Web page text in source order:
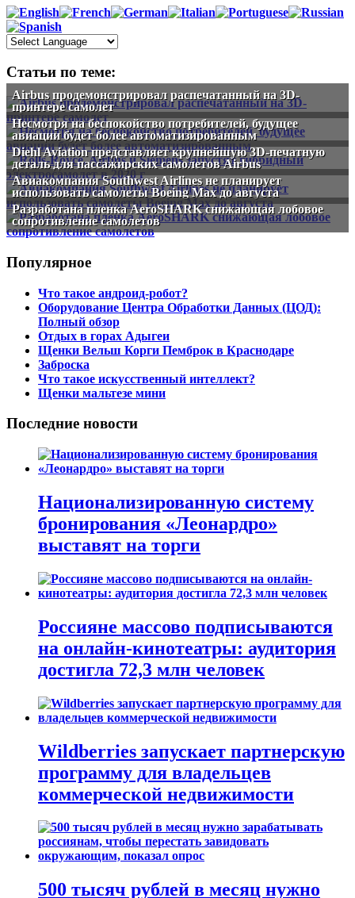
Статьи по теме:
Airbus продемонстрировал распечатанный на 3D-
принтере самолет
Несмотря на беспокойство потребителей, будущее
авиации будет более автоматизированным
Diehl Aviation представляет крупнейшую 3D-печатную
деталь для пассажирских самолетов Airbus
Авиакомпания Southwest Airlines не планирует
использовать самолеты Boeing Max до августа
Разработана пленка AeroSHARK снижающая лобовое
сопротивление самолетов
Популярное
Что такое андроид-робот?
Оборудование Центра Обработки Данных (ЦОД):
Полный обзор
Отдых в горах Адыгеи
Щенки Вельш Корги Пемброк в Краснодаре
Заброска
Что такое искусственный интеллект?
Щенки мальтезе мини
Последние новости
Национализированную систему
бронирования «Леонардро»
выставят на торги
Россияне массово подписываются
на онлайн-кинотеатры: аудитория
достигла 72,3 млн человек
Wildberries запускает партнерскую
программу для владельцев
коммерческой недвижимости
500 тысяч рублей в месяц нужно